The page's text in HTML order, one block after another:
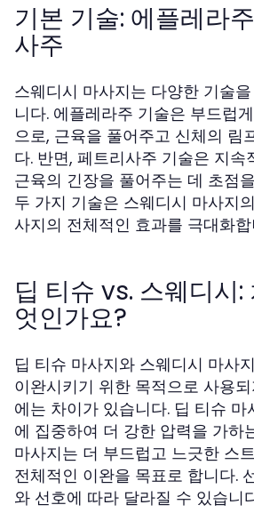
기본 기술: 에플레라
사주
스웨디시 마사지는 다양한 기술
니다. 에플레라주 기술은 부드럽
으로, 근육을 풀어주고 신체의 림
다. 반면, 페트리사주 기술은 지속
근육의 긴장을 풀어주는 데 초점
두 가지 기술은 스웨디시 마사지
사지의 전체적인 효과를 극대화
딥 티슈 vs. 스웨디시:
엇인가요?
딥 티슈 마사지와 스웨디시 마사
이완시키기 위한 목적으로 사용
에는 차이가 있습니다. 딥 티슈
에 집중하여 더 강한 압력을 가하
마사지는 더 부드럽고 느긋한 스
전체적인 이완을 목표로 합니다.
와 선호에 따라 달라질 수 있습니